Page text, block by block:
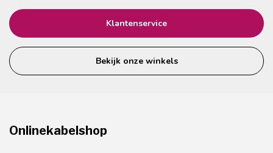
Klantenservice
Bekijk onze winkels
Onlinekabelshop